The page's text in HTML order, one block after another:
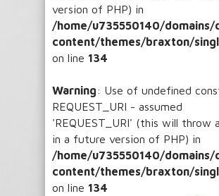
version of PHP) in
/home/u735550140/
content/themes/braxton/
on line 134
Warning: Use of undefined
REQUEST_URI - assumed
'REQUEST_URI' (this will throw
in a future version of PHP) in
/home/u735550140/
content/themes/braxton/
on line 134